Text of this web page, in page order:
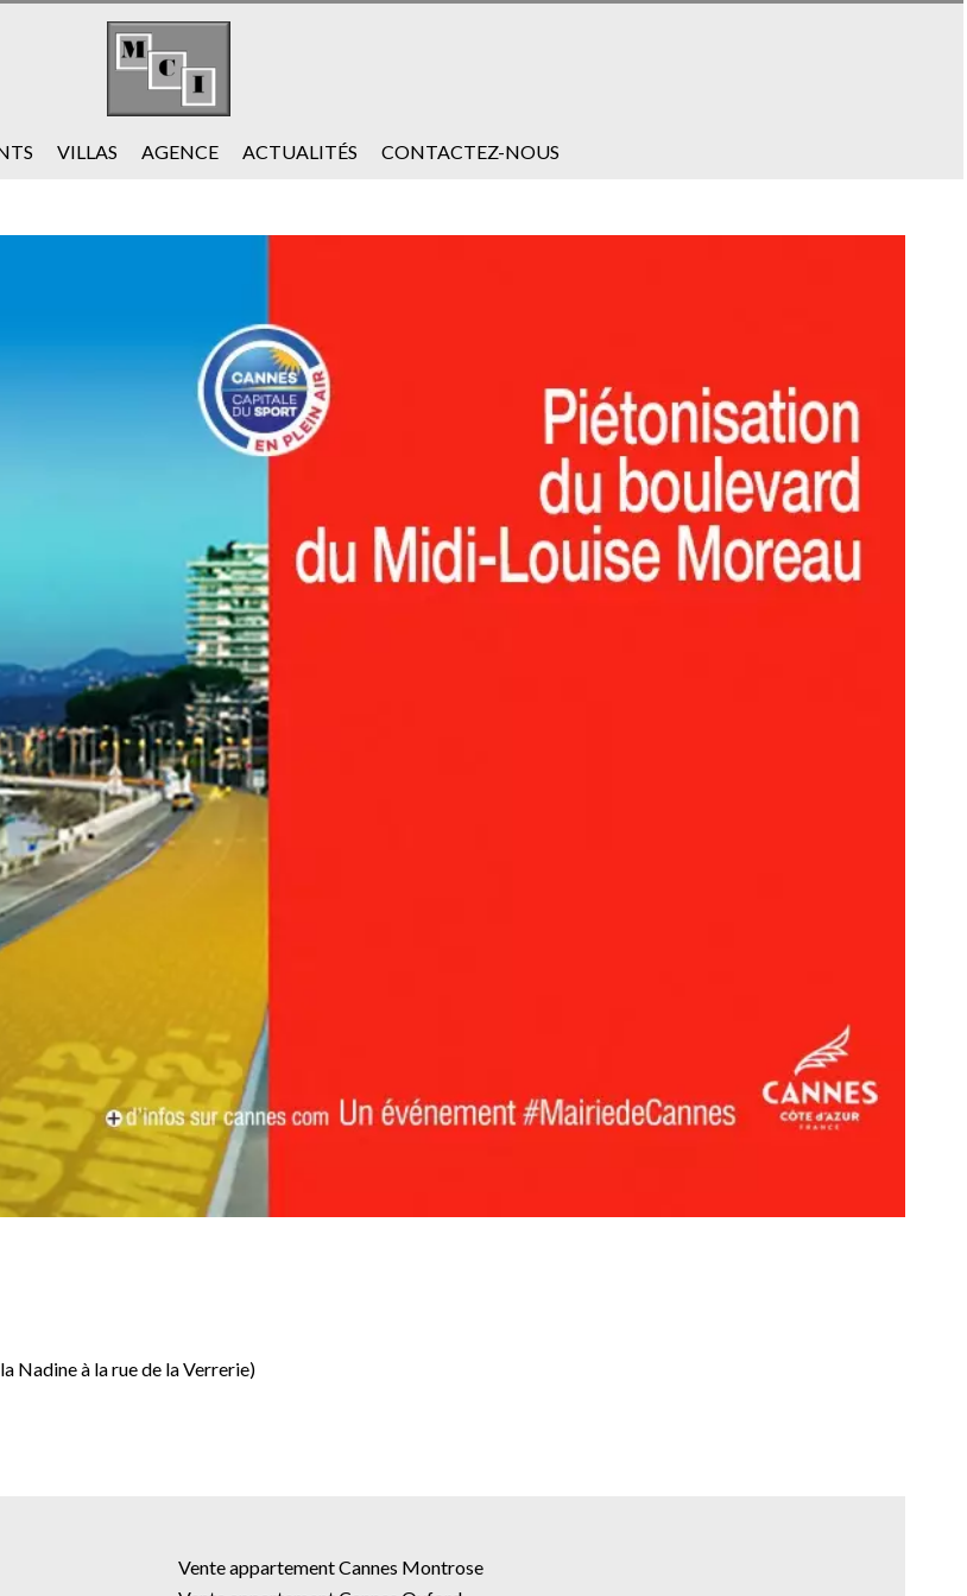
VILLAS AGENCE ACTUALITÉS CONTACTEZ-NOUS
Nadine à la rue de la Verrerie)
Vente appartement Cannes Montrose